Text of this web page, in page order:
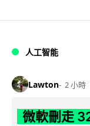
人工智能
Lawton 2 小時
微軟刪走